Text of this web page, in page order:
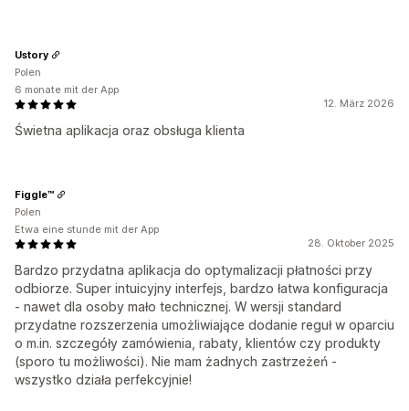
12. März 2026
Świetna aplikacja oraz obsługa klienta
Ustory
Polen
6 monate mit der App
28. Oktober 2025
Bardzo przydatna aplikacja do optymalizacji płatności przy
odbiorze. Super intuicyjny interfejs, bardzo łatwa konfiguracja
- nawet dla osoby mało technicznej. W wersji standard
przydatne rozszerzenia umożliwiające dodanie reguł w oparciu
o m.in. szczegóły zamówienia, rabaty, klientów czy produkty
(sporo tu możliwości). Nie mam żadnych zastrzeżeń -
wszystko działa perfekcyjnie!
Figgle™
Polen
Etwa eine stunde mit der App